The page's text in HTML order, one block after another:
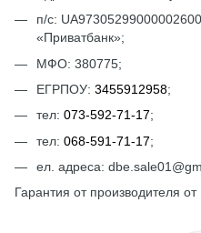
п/с:
«Приватбанк»;
МФО: 380775;
ЕГРПОУ: 3455912958;
тел: 073-592-71-17;
тел: 068-591-71-17;
ел. адреса:
Гарантия от производителя